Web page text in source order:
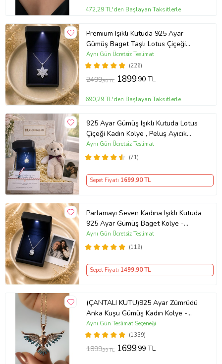
472,29 TL'den Başlayan Taksitlerle
Premium Işıklı Kutuda 925 Ayar
Gümüş Baget Taşlı Lotus Çiçeği
Kolye
(226)
Aynı Gün Ücretsiz Teslimat
2499,90 TL 1899,90 TL
690,29 TL'den Başlayan Taksitlerle
925 Ayar Gümüş Işıklı Kutuda Lotus
Çiçeği Kadın Kolye , Peluş Ayıcık
Anahtarlık Marteniçka Bileklik,
Polaroid Fotoğraf Hediye
(71)
Aynı Gün Ücretsiz Teslimat
Sepet Fiyatı 1699,90 TL
Parlamayı Seven Kadına Işıklı Kutuda
925 Ayar Gümüş Baget Kolye -
Kişiye Özel Fotoğraf Hediye
(119)
Aynı Gün Ücretsiz Teslimat
Sepet Fiyatı 1499,90 TL
(ÇANTALI KUTU)925 Ayar Zümrüdü
Anka Kuşu Gümüş Kadın Kolye -
MAVİ
(1339)
Aynı Gün Teslimat Seçeneği
1899,99 TL 1699,99 TL